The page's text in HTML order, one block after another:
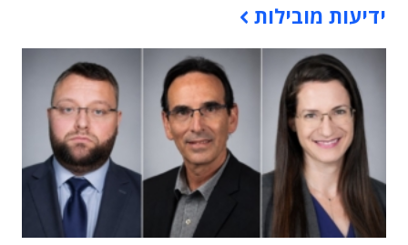
ידיעות מובילות